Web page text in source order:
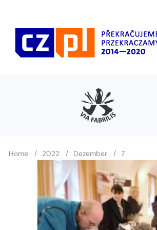
Home / 2022 / Dezember / 7